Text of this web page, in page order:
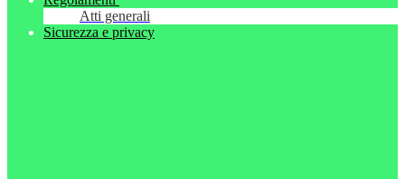
Atti generali
Sicurezza e privacy